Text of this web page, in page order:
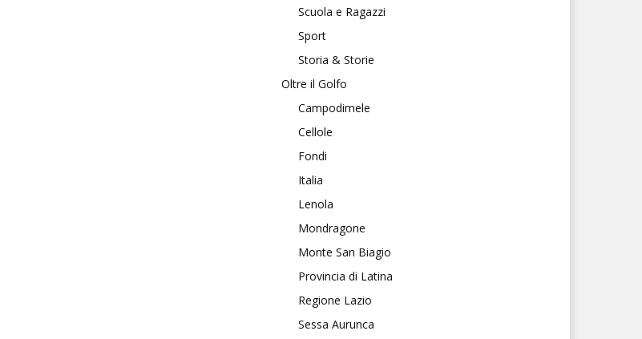
Scuola e Ragazzi
Sport
Storia & Storie
Oltre il Golfo
Campodimele
Cellole
Fondi
Italia
Lenola
Mondragone
Monte San Biagio
Provincia di Latina
Regione Lazio
Sessa Aurunca